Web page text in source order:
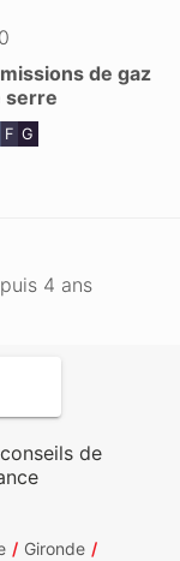
de gaz
serre
F G
4 ans
de
Gironde